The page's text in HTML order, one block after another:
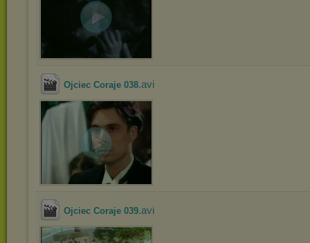
Ojciec Coraje 038.avi
Ojciec Coraje 039.avi